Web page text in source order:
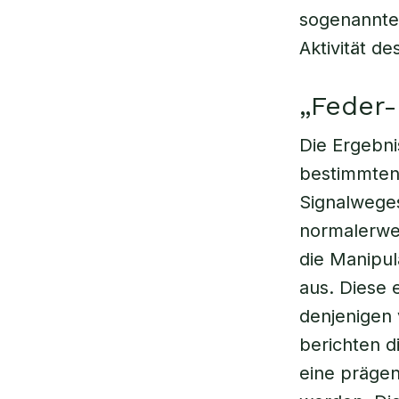
Aktivität
Die
die
aus. Diese
berichten
eine